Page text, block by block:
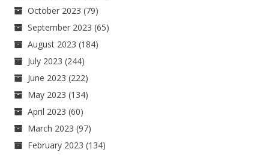
October 2023 (79)
September 2023 (65)
August 2023 (184)
July 2023 (244)
June 2023 (222)
May 2023 (134)
April 2023 (60)
March 2023 (97)
February 2023 (134)